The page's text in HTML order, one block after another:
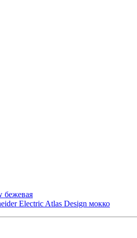
бежевая
Electric Atlas Design мокко